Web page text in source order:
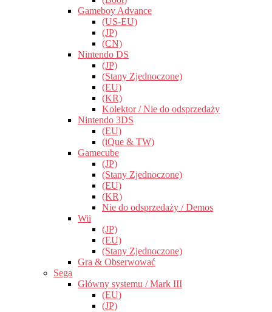
Gameboy Advance
(US-EU)
(JP)
(CN)
Nintendo DS
(JP)
(Stany Zjednoczone)
(EU)
(KR)
Kolektor / Nie do odsprzedaży
Nintendo 3DS
(EU)
(iQue & TW)
Gamecube
(JP)
(Stany Zjednoczone)
(EU)
(KR)
Nie do odsprzedaży / Demos
Wii
(JP)
(EU)
(Stany Zjednoczone)
Gra & Obserwować
Sega
Główny systemu / Mark III
(EU)
(JP)